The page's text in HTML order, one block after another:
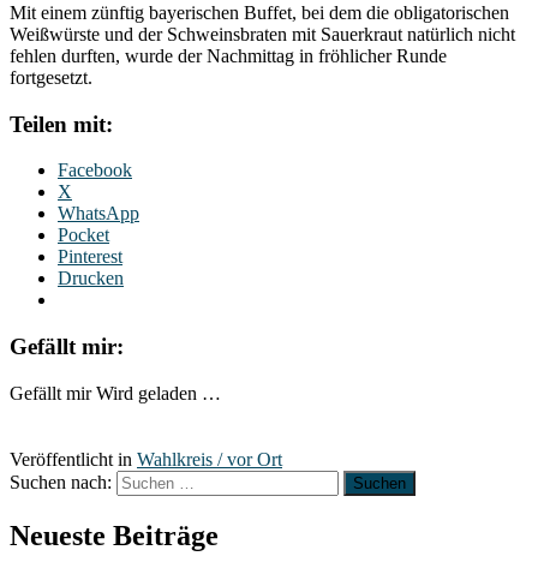
Mit einem zünftig bayerischen Buffet, bei dem die obligatorischen
Weißwürste und der Schweinsbraten mit Sauerkraut natürlich nicht
fehlen durften, wurde der Nachmittag in fröhlicher Runde
fortgesetzt.
Teilen mit:
Facebook
X
WhatsApp
Pocket
Pinterest
Drucken
Gefällt mir:
Gefällt mir Wird geladen …
Veröffentlicht in Wahlkreis / vor Ort
Suchen nach:
Neueste Beiträge